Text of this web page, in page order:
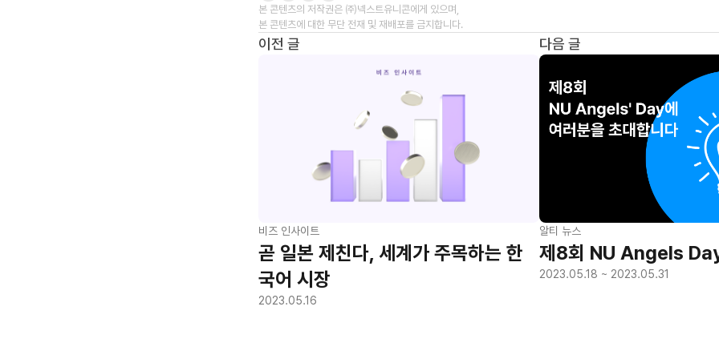
본 콘텐츠의 저작권은 ㈜넥스트유니콘에게 있으며,
본 콘텐츠에 대한 무단 전재 및 재배포를 금지합니다.
이전 글
비즈 인사이트
곧 일본 제친다, 세계가 주목하는 한
국어 시장
2023.05.16
다음 글
알티 뉴스
제8회 NU Angels
2023.05.18 ~ 2023.05.31